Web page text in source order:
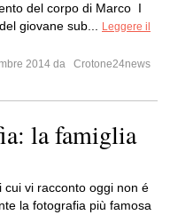
del corpo di Marco I
giovane sub...
Leggere il
2014 da
Crotone24news
la famiglia
cui vi racconto oggi non é
la fotografia più famosa